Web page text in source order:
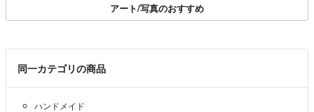
アート/写真のおすすめ
同一カテゴリの商品
ハンドメイド